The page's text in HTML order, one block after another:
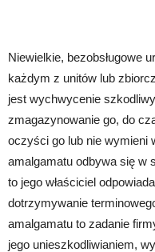
Niewielkie, bezobsługowe
każdym z unitów lub
jest wychwycenie
zmagazynowanie go, do
oczyści go lub nie wymieni
amalgamatu odbywa się w
to jego właściciel
dotrzymywanie
amalgamatu to zadanie
jego unieszkodliwianiem,